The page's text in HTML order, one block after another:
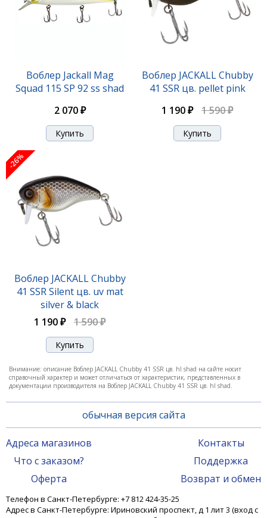
Воблер Jackall Chubby 38 SSR цв. bone
1 190 ₽ 1 570 ₽
1 190 ₽
Воблер Jackall Chubby 38F 212 uv mat silver tiger
1 190 ₽
Воблер Jackall Mag
Squad 115 SP 92 ss shad
2 070 ₽
Воблер JACKALL Chubby
41 SSR цв. pellet pink
1 190 ₽
1 590 ₽
-26%
Воблер JACKALL Chubby
41 SSR Silent цв. uv mat
silver & black
1 190 ₽
1 590 ₽
Внимание: описание Воблер JACKALL Chubby 41 SSR цв. hl shad на сайте носит
справочный характер и может отличаться от характеристик, представленных в
документации производителя на Воблер JACKALL Chubby 41 SSR цв. hl shad.
обычная версия сайта
Адреса магазинов
Что с заказом?
Оферта
Контакты
Поддержка
Возврат и обмен
Телефон в Санкт-Петербурге: +7 812 424-35-25
Адрес в Санкт-Петербурге: Ириновский проспект, д 1 лит 3 (вход с